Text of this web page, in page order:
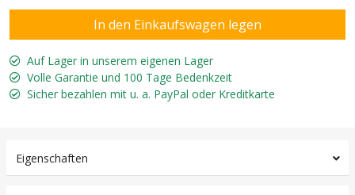
Auf Lager in unserem eigenen Lager
Volle Garantie und 100 Tage Bedenkzeit
Sicher bezahlen mit u. a. PayPal oder Kreditkarte
Eigenschaften